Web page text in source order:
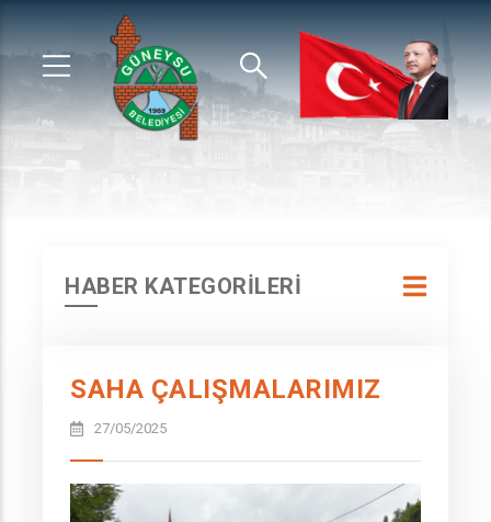
HABER KATEGORİLERİ
SAHA ÇALIŞMALARIMIZ
27/05/2025